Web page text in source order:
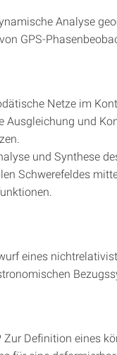
Analyse
GPS-
Netze im
Ausgleichung und
und Synthese
Schwerefeldes
eines
Zur Definition eines